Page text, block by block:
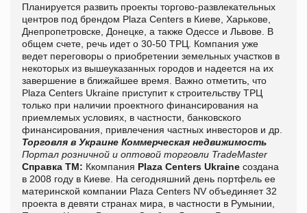
Планируется развить проекты торгово-развлекательных
центров под брендом Plaza Centers в Киеве, Харькове,
Днепропетровске, Донецке, а также Одессе и Львове. В
общем счете, речь идет о 30-50 ТРЦ. Компания уже
ведет переговоры о приобретении земельных участков в
некоторых из вышеуказанных городов и надеется на их
завершение в ближайшее время. Важно отметить, что
Plaza Centers Ukraine приступит к строительству ТРЦ
только при наличии проектного финансирования на
приемлемых условиях, в частности, банковского
финансирования, привлечения частных инвесторов и др.
Торговля в Украине Коммерческая недвижимость
Портал розничной и оптовой торговли TradeMaster
Справка ТМ: Ккомпания Plaza Centers Ukraine создана
в 2008 году в Киеве. На сегодняшний день портфель ее
материнской компании Plaza Centers NV объединяет 32
проекта в девяти странах мира, в частности в Румынии,